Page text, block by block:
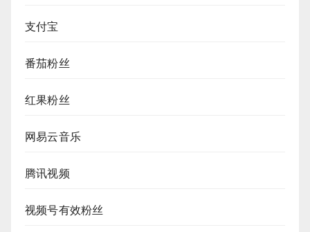
支付宝
番茄粉丝
红果粉丝
网易云音乐
腾讯视频
视频号有效粉丝